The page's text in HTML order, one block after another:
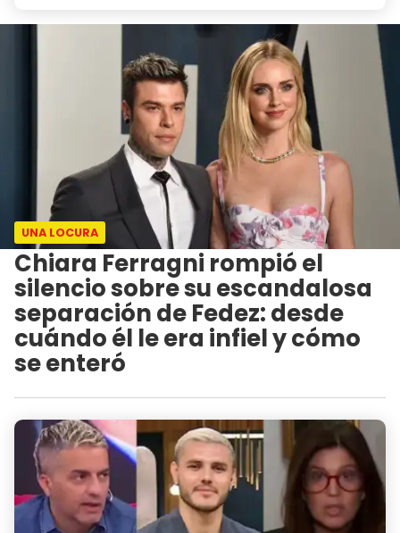
UNA LOCURA
Chiara Ferragni rompió el
silencio sobre su escandalosa
separación de Fedez: desde
cuándo él le era infiel y cómo
se enteró